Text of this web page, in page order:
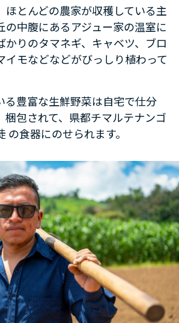
ほとんどの農家が収穫している主
の中腹にあるアジュー家の温室に
かりのタマネギ、キャベツ、ブロ
イモなどなどがびっしり植わって
る豊富な生鮮野菜は自宅で仕分
梱包されて、県都チマルテナンゴ
の食器にのせられます。